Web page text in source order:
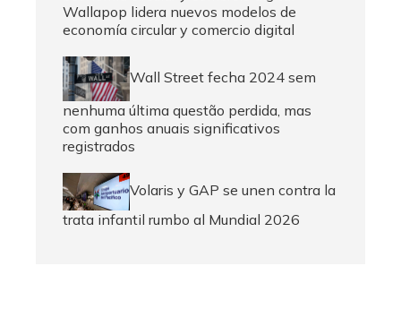
Wallapop lidera nuevos modelos de
economía circular y comercio digital
Wall Street fecha 2024 sem
nenhuma última questão perdida, mas
com ganhos anuais significativos
registrados
Volaris y GAP se unen contra la
trata infantil rumbo al Mundial 2026